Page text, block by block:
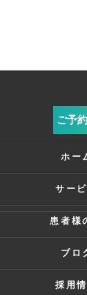
ご予
ホー
サー
患者様
ブロ
採用